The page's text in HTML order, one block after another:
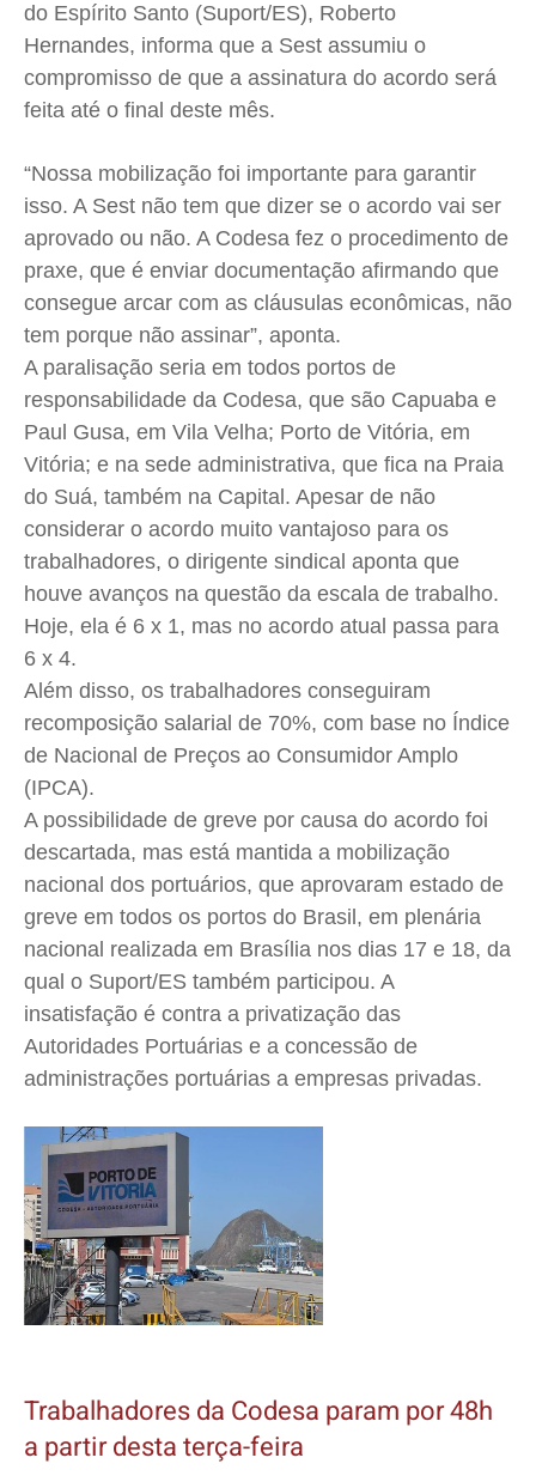
Expediente
Contato
Anuncie
Termos de Uso
Privacidade
Expediente
Contato
Anuncie
Termos de Uso
Privacidade
Expediente
Contato
Anuncie
Termos de Uso
Privacidade
Expediente
Contato
Anuncie
Termos de Uso
Privacidade
do Espírito Santo (Suport/ES), Roberto
Hernandes, informa que a Sest assumiu o
compromisso de que a assinatura do acordo será
feita até o final deste mês.
“Nossa mobilização foi importante para garantir
isso. A Sest não tem que dizer se o acordo vai ser
aprovado ou não. A Codesa fez o procedimento de
praxe, que é enviar documentação afirmando que
consegue arcar com as cláusulas econômicas, não
tem porque não assinar”, aponta.
A paralisação seria em todos portos de
responsabilidade da Codesa, que são Capuaba e
Paul Gusa, em Vila Velha; Porto de Vitória, em
Vitória; e na sede administrativa, que fica na Praia
do Suá, também na Capital. Apesar de não
considerar o acordo muito vantajoso para os
trabalhadores, o dirigente sindical aponta que
houve avanços na questão da escala de trabalho.
Hoje, ela é 6 x 1, mas no acordo atual passa para
6 x 4.
Além disso, os trabalhadores conseguiram
recomposição salarial de 70%, com base no Índice
de Nacional de Preços ao Consumidor Amplo
(IPCA).
A possibilidade de greve por causa do acordo foi
descartada, mas está mantida a mobilização
nacional dos portuários, que aprovaram estado de
greve em todos os portos do Brasil, em plenária
nacional realizada em Brasília nos dias 17 e 18, da
qual o Suport/ES também participou. A
insatisfação é contra a privatização das
Autoridades Portuárias e a concessão de
administrações portuárias a empresas privadas.
Trabalhadores da Codesa param por 48h
a partir desta terça-feira